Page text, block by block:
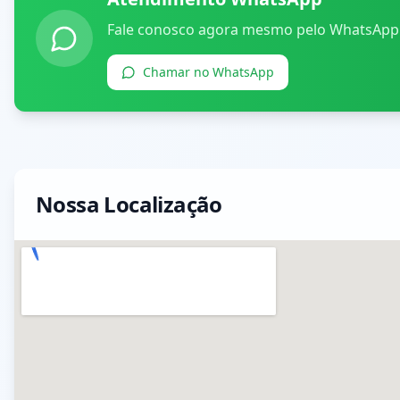
Fale conosco agora mesmo pelo
Chamar no WhatsApp
Nossa Localização